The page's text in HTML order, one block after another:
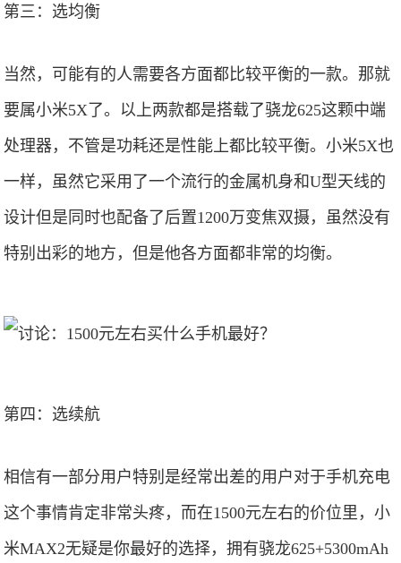
第三：选均衡
当然，可能有的人需要各方面都比较平衡的一款。那就
要属小米5X了。以上两款都是搭载了骁龙625这颗中端
处理器，不管是功耗还是性能上都比较平衡。小米5X也
一样，虽然它采用了一个流行的金属机身和U型天线的
设计但是同时也配备了后置1200万变焦双摄，虽然没有
特别出彩的地方，但是他各方面都非常的均衡。
第四：选续航
相信有一部分用户特别是经常出差的用户对于手机充电
这个事情肯定非常头疼，而在1500元左右的价位里，小
米MAX2无疑是你最好的选择，拥有骁龙625+5300mAh